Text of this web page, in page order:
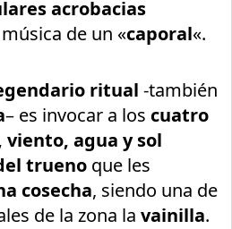
acrobacias
de un «caporal«.
ritual -también
– es invocar a los cuatro
agua y sol
trueno que les
cosecha, siendo una de
de la zona lavainilla.